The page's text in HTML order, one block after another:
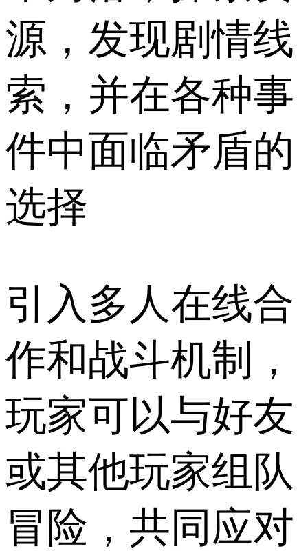
源，发现剧情线
索，并在各种事
件中面临矛盾的
选择
引入多人在线合
作和战斗机制，
玩家可以与好友
或其他玩家组队
冒险，共同应对